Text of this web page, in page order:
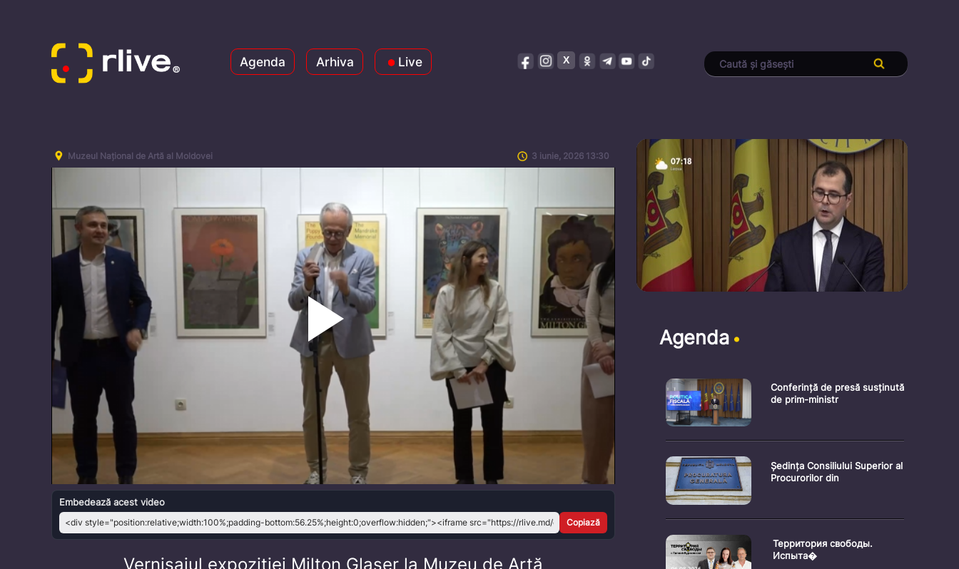
Agenda Arhiva Live
Muzeul Național de Artă al Moldovei 3 iunie, 2026 13:30
Play
Video
Embedează acest video
Copiază
Vernisajul expoziției Milton Glaser la Muzeu de Artă
Agenda
Conferință de presă susținută
de prim-ministr
Ședința Consiliului Superior al
Procurorilor din
Территория свободы.
Испыта�